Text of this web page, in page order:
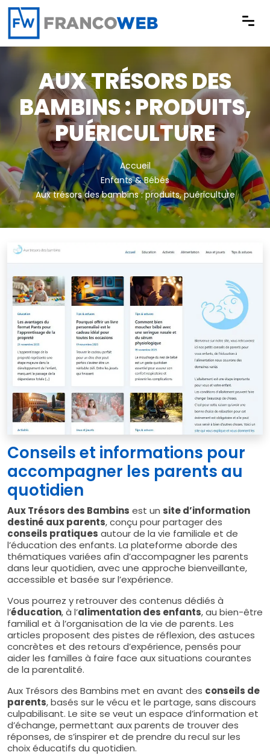
Panneau de gestion des cookies
AUX TRÉSORS DES
BAMBINS : PRODUITS,
PUÉRICULTURE
Accueil
Enfants & Bébés
Aux trésors des bambins : produits, puériculture
Conseils et informations pour
accompagner les parents au
quotidien
Aux Trésors des Bambins est un site d’information
destiné aux parents, conçu pour partager des
conseils pratiques autour de la vie familiale et de
l’éducation des enfants. La plateforme aborde des
thématiques variées afin d’accompagner les parents
dans leur quotidien, avec une approche bienveillante,
accessible et basée sur l’expérience.
Vous pourrez y retrouver des contenus dédiés à
l’éducation, à l’alimentation des enfants, au bien-être
familial et à l’organisation de la vie de parents. Les
articles proposent des pistes de réflexion, des astuces
concrètes et des retours d’expérience, pensés pour
aider les familles à faire face aux situations courantes
de la parentalité.
Aux Trésors des Bambins met en avant des conseils de
parents, basés sur le vécu et le partage, sans discours
culpabilisant. Le site se veut un espace d’information et
d’échange, permettant aux parents de trouver des
réponses, de s’inspirer et de prendre du recul sur les
choix éducatifs du quotidien.